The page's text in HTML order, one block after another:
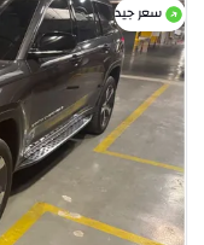
سعر جيد